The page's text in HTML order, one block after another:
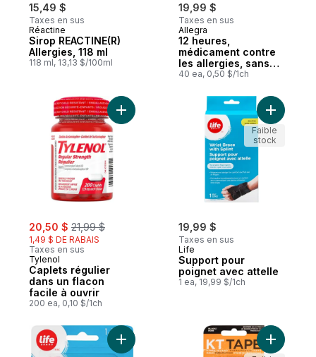
15,49 $
Taxes en sus
Réactine
Sirop REACTINE(R)
Allergies, 118 ml
118 ml, 13,13 $/100ml
19,99 $
Taxes en sus
Allegra
12 heures,
médicament contre
les allergies, sans
somnolence, 60 mg
fexofénadine
40 ea, 0,50 $/1ch
sale:
20,50 $ , formerly:
21,99 $
1,49 $ DE RABAIS
Taxes en sus
Tylenol
Caplets régulier
dans un flacon
facile à ouvrir
200 ea, 0,10 $/1ch
Ajouter Caplets régulier dans un flacon
19,99 $
Taxes en sus
Life
Support pour
poignet avec attelle
1 ea, 19,99 $/1ch
Ajouter
Faible
stock
Ajouter Bandage élastique auto-adhésif
Ajouter